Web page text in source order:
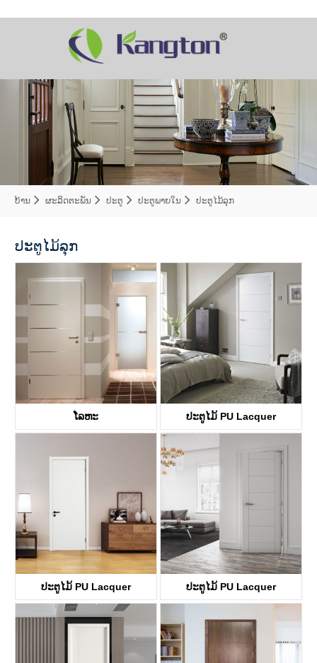
ບ້ານ ຜະລິດຕະພັນ ປະຕູ ປະຕູພາຍໃນ ປະຕູໄມ້ລຸກ
ປະຕູໄມ້ລຸກ
ໂລ​ຫະ ປະຕູໄມ້ PU Lacquer
ປະຕູໄມ້ PU Lacquer
KDFP00A
ປະຕູໄມ້ PU Lacquer